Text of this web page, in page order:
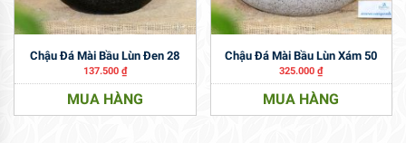
Chậu Đá Mài Bầu Lùn Đen 28
137.500 ₫
MUA HÀNG
Chậu Đá Mài Bầu Lùn Xám 50
325.000₫
MUA HÀNG